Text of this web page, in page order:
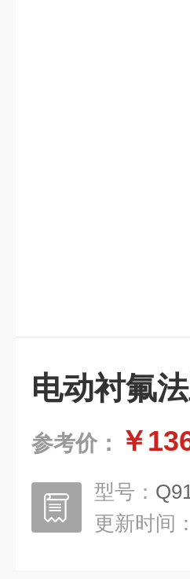
电动衬氟
参考价： ￥
型号：
更新时间：